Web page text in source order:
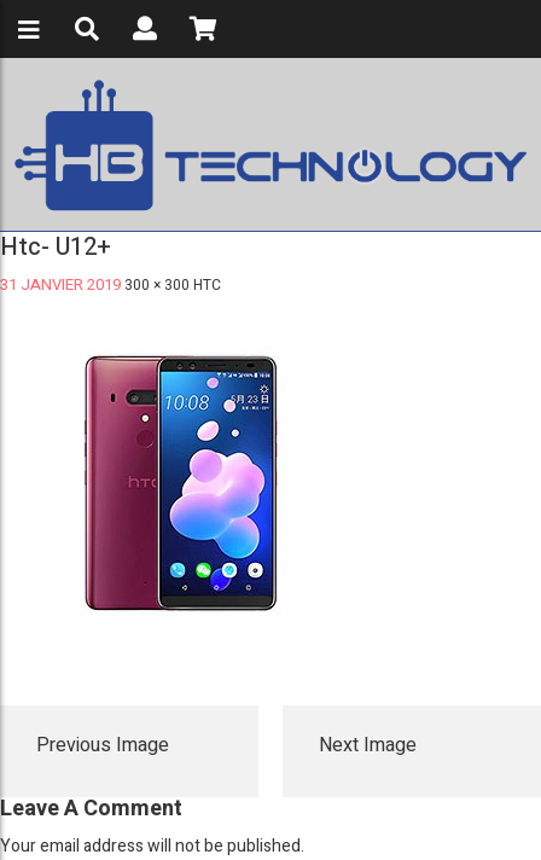
Htc- U12+
31 JANVIER 2019 300 × 300 HTC
Previous Image Next Image
Leave A Comment
Your email address will not be published.